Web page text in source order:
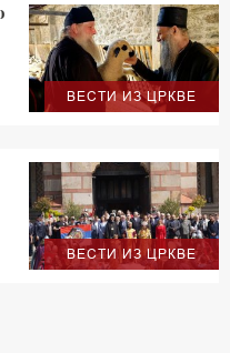
ВЕСТИ ИЗ ЦРКВЕ
ВЕСТИ ИЗ ЦРКВЕ